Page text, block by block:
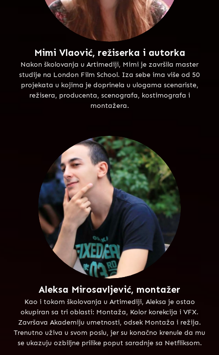
Mimi Vlaović, režiserka i autorka
Nakon školovanja u Artimediji, Mimi je završila master
studije na London Film School. Iza sebe ima više od 50
projekata u kojima je doprinela u ulogama scenariste,
režisera, producenta, scenografa, kostimografa i
montažera.
Aleksa Mirosavljević, montažer
Kao i tokom školovanja u Artimediji, Aleksa je ostao
okupiran sa tri oblasti: Montaža, Kolor korekcija i VFX.
Završava Akademiju umetnosti, odsek Montaža i režija.
Trenutno uživa u svom poslu, jer su konačno krenule da mu
se ukazuju ozbiljne prilike poput saradnje sa Netfliksom.